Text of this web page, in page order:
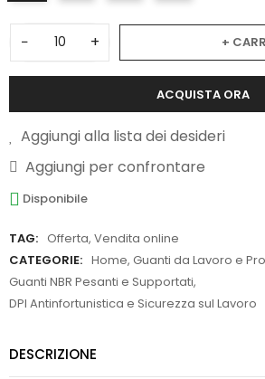
− + +
ACQUISTA ORA
Aggiungi alla lista dei desideri
Aggiungi per confrontare
Disponibile
TAG: Offerta, Vendita online
CATEGORIE: Home, Guanti da Lavoro e
Guanti NBR Pesanti e Supportati,
DPI Antinfortunistica e Sicurezza sul Lavoro
DESCRIZIONE